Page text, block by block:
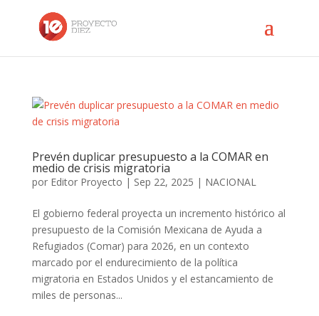
Prevén duplicar presupuesto a la COMAR en
medio de crisis migratoria
por Editor Proyecto | Sep 22, 2025 | NACIONAL
El gobierno federal proyecta un incremento histórico al
presupuesto de la Comisión Mexicana de Ayuda a
Refugiados (Comar) para 2026, en un contexto
marcado por el endurecimiento de la política
migratoria en Estados Unidos y el estancamiento de
miles de personas...